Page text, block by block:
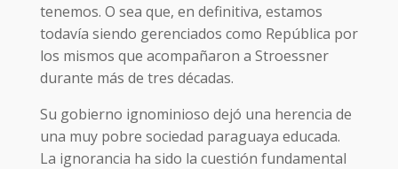
tenemos. O sea que, en definitiva, estamos
todavía siendo gerenciados como República por
los mismos que acompañaron a Stroessner
durante más de tres décadas.
Su gobierno ignominioso dejó una herencia de
una muy pobre sociedad paraguaya educada.
La ignorancia ha sido la cuestión fundamental